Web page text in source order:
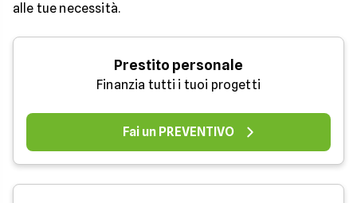
alle tue necessità.
Prestito personale
Finanzia tutti i tuoi progetti
Fai un PREVENTIVO